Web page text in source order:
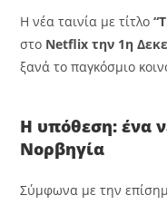
Η νέα ταινία με τίτλο
στο Netflix την 1η
ξανά το παγκόσμιο
Η υπόθεση: ένα
Νορβηγία
Σύμφωνα με την